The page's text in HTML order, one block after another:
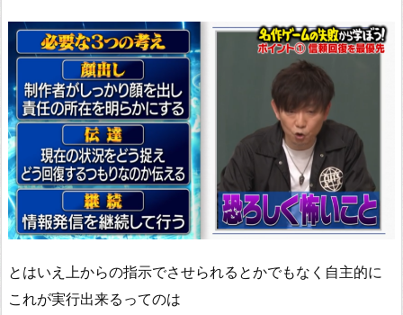
とはいえ上からの指示でさせられるとかでもなく自主的に
これが実行出来るってのは